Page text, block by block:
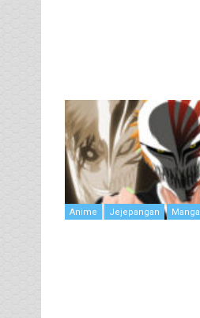
Anime Jejepangan Manga